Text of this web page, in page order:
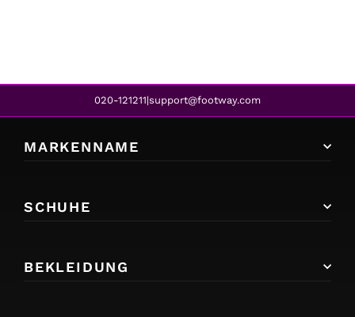
020-121211|support@footway.com
MARKENNAME
SCHUHE
BEKLEIDUNG